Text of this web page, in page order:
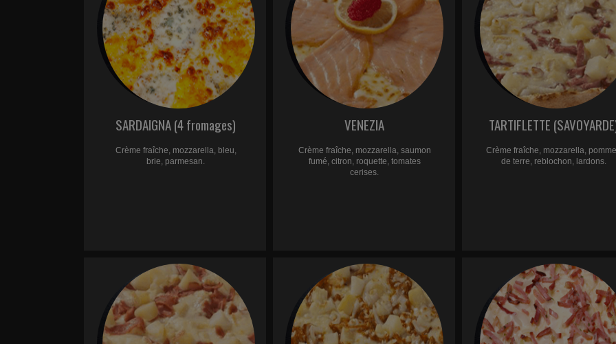
SARDAIGNA (4 fromages)
Crème fraîche, mozzarella, bleu,
brie, parmesan.
VENEZIA
Crème fraîche, mozzarella, saumon
fumé, citron, roquette, tomates
cerises.
TARTIFLETTE
Crème fraîche, mozzarella,
de terre, reblochon, lardons.